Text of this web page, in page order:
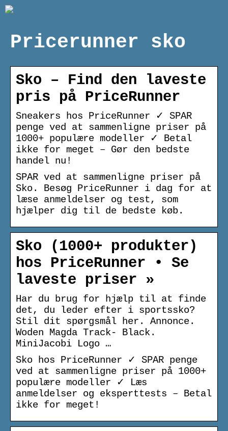
Pricerunner sko
Sko – Find den laveste
pris på PriceRunner
Sneakers hos PriceRunner ✓ SPAR
penge ved at sammenligne priser på
1000+ populære modeller ✓ Betal
ikke for meget – Gør den bedste
handel nu!
SPAR ved at sammenligne priser på
Sko. Besøg PriceRunner i dag for at
læse anmeldelser og test, som
hjælper dig til de bedste køb.
Sko (1000+ produkter)
hos PriceRunner • Se
laveste priser »
Har du brug for hjælp til at finde
det, du leder efter i sportssko?
Stil dit spørgsmål her. Annonce.
Woden Magda Track- Black.
MiniJacobi Logo …
Sko hos PriceRunner ✓ SPAR penge
ved at sammenligne priser på 1000+
populære modeller ✓ Læs
anmeldelser og eksperttests – Betal
ikke for meget!